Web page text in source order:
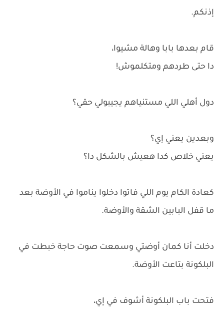
إذنكم.
قام بعدها بابا وهالة مشيوا،
دا حتى طردهم ومتكلموش!
دول أهلي اللي مستنياهم يجيبولي حقي؟
وبعدين يعني إي؟
يعني خلاص كدا هعيش بالشكل دا؟
كعادة الكام يوم اللي فاتوا دخلوا يناموا في الأوضة بعد
ما قفل البابين الشقة والأوضة.
دخلت أنا كمان أوضتي وسمعت صوت حاجة خبطت في
البلكونة بتاعت الأوضة.
فتحت باب البلكونة أشوف في إي،